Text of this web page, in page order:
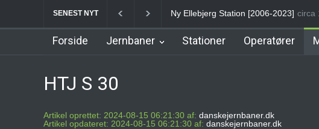
SENEST NYTNy Ellebjerg Station [2006-2023] Vesterport Station
circa 16 timer
Forside Jernbaner Stationer Operatører
HTJ S 30
Artikel oprettet: 2024-08-15 06:21:30 af: danskejernbaner.dk
Artikel opdateret: 2024-08-15 06:21:30 af: danskejernbaner.dk